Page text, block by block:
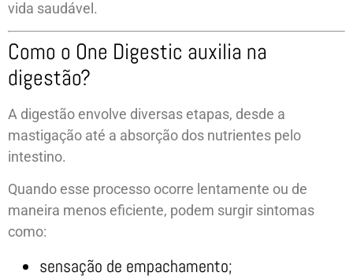
vida saudável.
Como o One Digestic auxilia na
digestão?
A digestão envolve diversas etapas, desde a
mastigação até a absorção dos nutrientes pelo
intestino.
Quando esse processo ocorre lentamente ou de
maneira menos eficiente, podem surgir sintomas
como:
sensação de empachamento;